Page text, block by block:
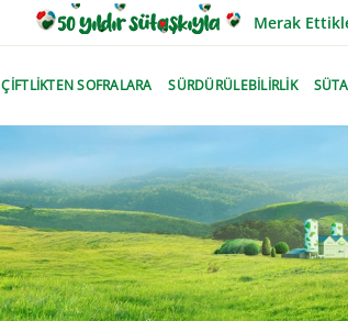
Merak
ÇİFTLİKTEN SOFRALARA SÜRDÜRÜLEBİLİRLİK